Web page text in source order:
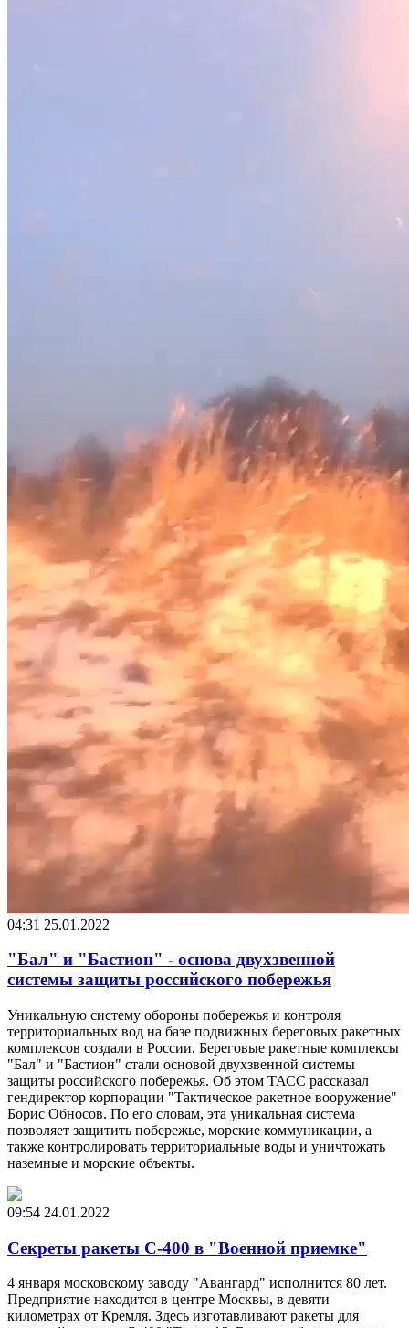
04:31 25.01.2022
"Бал" и "Бастион" - основа двухзвенной
системы защиты российского побережья
Уникальную систему обороны побережья и контроля
территориальных вод на базе подвижных береговых ракетных
комплексов создали в России. Береговые ракетные комплексы
"Бал" и "Бастион" стали основой двухзвенной системы
защиты российского побережья. Об этом ТАСС рассказал
гендиректор корпорации "Тактическое ракетное вооружение"
Борис Обносов. По его словам, эта уникальная система
позволяет защитить побережье, морские коммуникации, а
также контролировать территориальные воды и уничтожать
наземные и морские объекты.
09:54 24.01.2022
Секреты ракеты С-400 в "Военной приемке"
4 января московскому заводу "Авангард" исполнится 80 лет.
Предприятие находится в центре Москвы, в девяти
километрах от Кремля. Здесь изготавливают ракеты для